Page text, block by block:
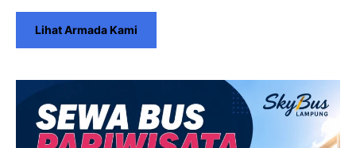
Lihat Armada Kami